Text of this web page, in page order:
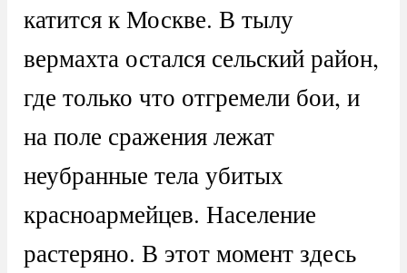
катится к Москве. В тылу
вермахта остался сельский район,
где только что отгремели бои, и
на поле сражения лежат
неубранные тела убитых
красноармейцев. Население
растеряно. В этот момент здесь